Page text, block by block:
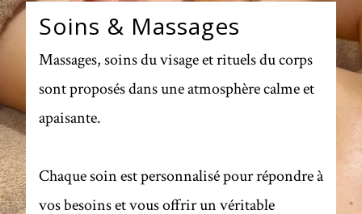
Soins & Massages
Massages, soins du visage et rituels du corps
sont proposés dans une atmosphère calme et
apaisante.
Chaque soin est personnalisé pour répondre à
vos besoins et vous offrir un véritable